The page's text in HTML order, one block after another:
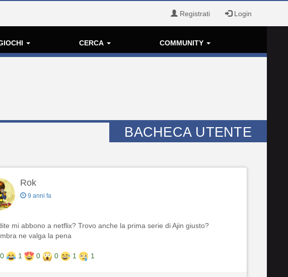
Registrati Login
CERCA COMMUNITY
BACHECA UTENTE
Rok
9 anni fa
mi abbono a netflix? Trovo anche la prima serie di Ajin giusto?
ne valga la pena
0 1 0 0 1 1